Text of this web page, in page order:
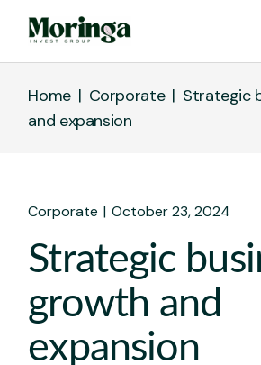
Home Corporate
Strategic
and expansion
Corporate October 23, 2024
Strategic
growth and
expansion